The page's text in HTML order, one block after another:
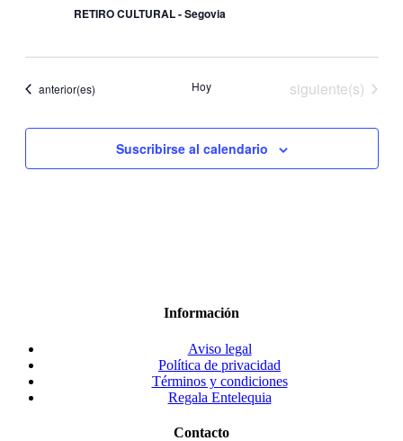
RETIRO CULTURAL - Segovia
Eventos
anterior(es) Hoy Eventos
siguiente(s)
Suscribirse al calendario
Información
Aviso legal
Política de privacidad
Términos y condiciones
Regala Entelequia
Contacto